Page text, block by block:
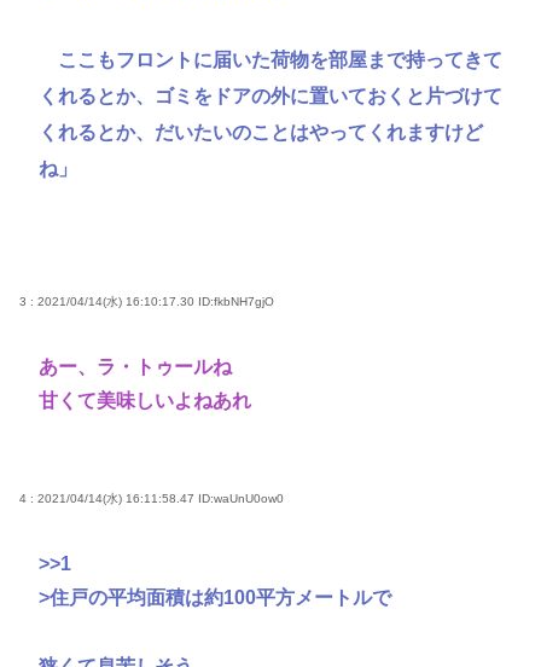
ここもフロントに届いた荷物を部屋まで持ってきて
くれるとか、ゴミをドアの外に置いておくと片づけて
くれるとか、だいたいのことはやってくれますけど
ね」
3 : 2021/04/14(水) 16:10:17.30 ID:fkbNH7gjO
あー、ラ・トゥールね
甘くて美味しいよねあれ
4 : 2021/04/14(水) 16:11:58.47 ID:waUnU0ow0
>>1
>住戸の平均面積は約100平方メートルで